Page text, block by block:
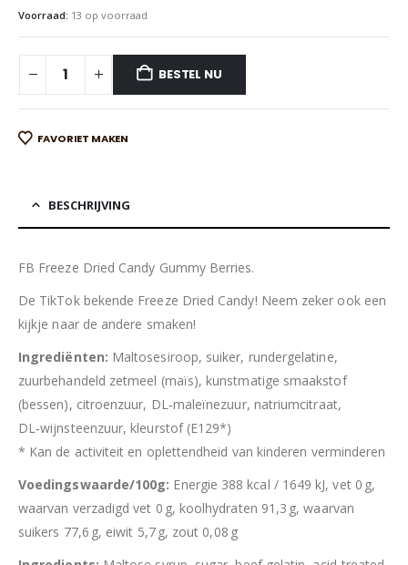
Voorraad: 13 op voorraad
BESTEL NU
FAVORIET MAKEN
BESCHRIJVING
FB Freeze Dried Candy Gummy Berries.
De TikTok bekende Freeze Dried Candy! Neem zeker ook een
kijkje naar de andere smaken!
Ingrediënten: Maltosesiroop, suiker, rundergelatine,
zuurbehandeld zetmeel (maïs), kunstmatige smaakstof
(bessen), citroenzuur, DL‑maleïnezuur, natriumcitraat,
DL‑wijnsteenzuur, kleurstof (E129*)
* Kan de activiteit en oplettendheid van kinderen verminderen
Voedingswaarde/100g: Energie 388 kcal / 1649 kJ, vet 0 g,
waarvan verzadigd vet 0 g, koolhydraten 91,3 g, waarvan
suikers 77,6 g, eiwit 5,7 g, zout 0,08 g